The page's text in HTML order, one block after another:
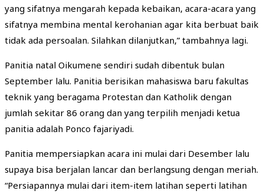
yang sifatnya mengarah kepada kebaikan, acara-acara yang
sifatnya membina mental kerohanian agar kita berbuat baik
tidak ada persoalan. Silahkan dilanjutkan,” tambahnya lagi.
Panitia natal Oikumene sendiri sudah dibentuk bulan
September lalu. Panitia berisikan mahasiswa baru fakultas
teknik yang beragama Protestan dan Katholik dengan
jumlah sekitar 86 orang dan yang terpilih menjadi ketua
panitia adalah Ponco fajariyadi.
Panitia mempersiapkan acara ini mulai dari Desember lalu
supaya bisa berjalan lancar dan berlangsung dengan meriah.
“Persiapannya mulai dari item-item latihan seperti latihan